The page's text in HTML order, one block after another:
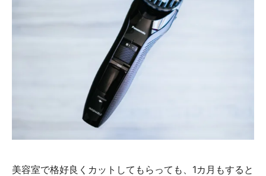
美容室で格好良くカットしてもらっても、1カ月もすると